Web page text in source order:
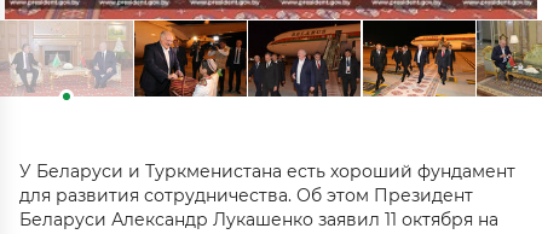
У Беларуси и Туркменистана есть хороший фундамент
для развития сотрудничества. Об этом Президент
Беларуси Александр Лукашенко заявил 11 октября на